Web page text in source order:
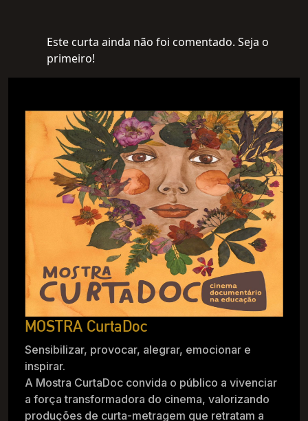
Este curta ainda não foi comentado. Seja o
primeiro!
MOSTRA CurtaDoc
Sensibilizar, provocar, alegrar, emocionar e
inspirar.
A Mostra CurtaDoc convida o público a vivenciar
a força transformadora do cinema, valorizando
produções de curta-metragem que retratam a